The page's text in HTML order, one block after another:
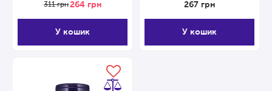
311грн 264 грн
У кошик
267 грн
У кошик